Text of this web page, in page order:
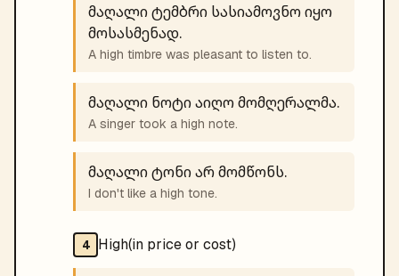
მაღალი ტემბრი სასიამოვნო იყო
მოსასმენად.
A high timbre was pleasant to listen to.
მაღალი ნოტი აიღო მომღერალმა.
A singer took a high note.
მაღალი ტონი არ მომწონს.
I don't like a high tone.
4 High(in price or cost)